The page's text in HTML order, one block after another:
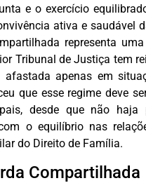
e o exercício
ativa e saudável
representa
Tribunal de Justiça tem
apenas em
que esse regime deve
desde que não
o equilíbrio nas
do Direito de Família.
Compartilhada